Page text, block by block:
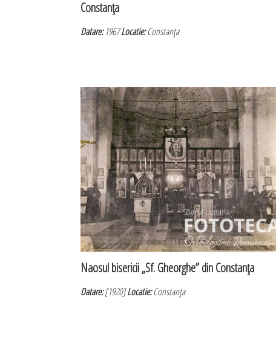
Constanţa
Datare:1967Locatie:Constanţa
Naosul bisericii „Sf. Gheorghe” din Constanţa
Datare:[1920]Locatie:Constanţa